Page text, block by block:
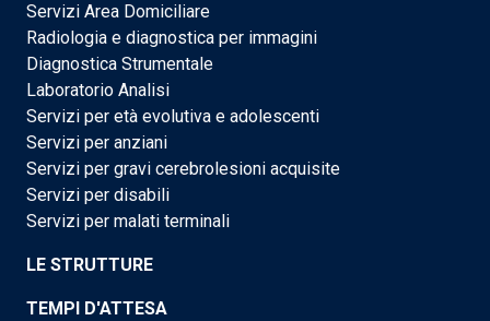
Servizi Area Domiciliare
Radiologia e diagnostica per immagini
Diagnostica Strumentale
Laboratorio Analisi
Servizi per età evolutiva e adolescenti
Servizi per anziani
Servizi per gravi cerebrolesioni acquisite
Servizi per disabili
Servizi per malati terminali
LE STRUTTURE
TEMPI D'ATTESA